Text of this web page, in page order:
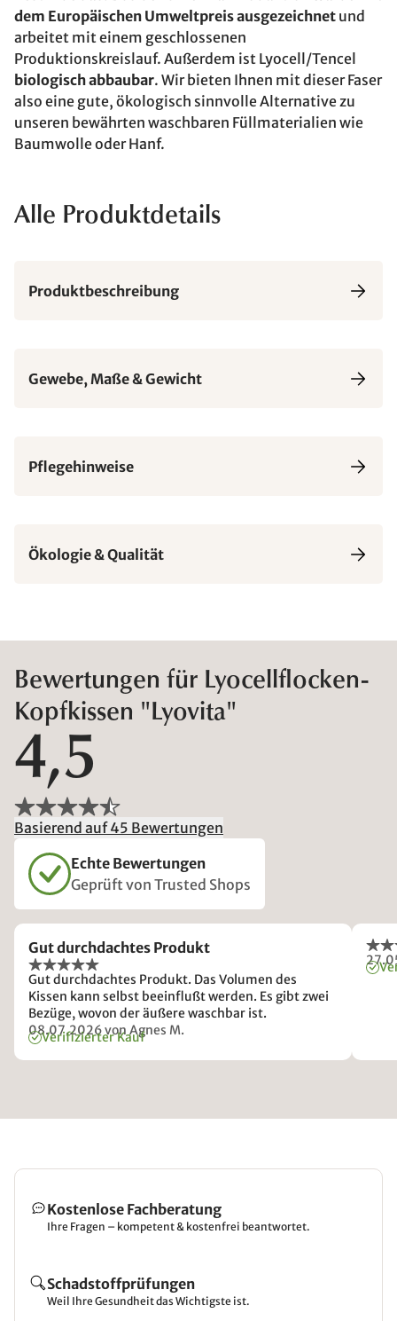
dem Europäischen Umweltpreis ausgezeichnet und
arbeitet mit einem geschlossenen
Produktionskreislauf. Außerdem ist Lyocell/Tencel
biologisch abbaubar. Wir bieten Ihnen mit dieser Faser
also eine gute, ökologisch sinnvolle Alternative zu
unseren bewährten waschbaren Füllmaterialien wie
Baumwolle oder Hanf.
Alle Produktdetails
Produktbeschreibung
Gewebe, Maße & Gewicht
Pflegehinweise
Ökologie & Qualität
Bewertungen für Lyocellflocken-
Kopfkissen "Lyovita"
4,5
Basierend auf 45 Bewertungen
Echte Bewertungen
Geprüft von Trusted Shops
Gut durchdachtes Produkt
Gut durchdachtes Produkt. Das Volumen des
Kissen kann selbst beeinflußt werden. Es gibt zwei
Bezüge, wovon der äußere waschbar ist.
08.07.2026von Agnes M.
Verifizierter Kauf
Kostenlose Fachberatung
Ihre Fragen – kompetent & kostenfrei beantwortet.
Schadstoffprüfungen
Weil Ihre Gesundheit das Wichtigste ist.